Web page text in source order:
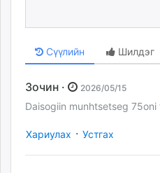
Сүүлийн Шилдэг
Зочин · 2026/05/15
Daisogiin munhtsetseg
Хариулах · Устгах